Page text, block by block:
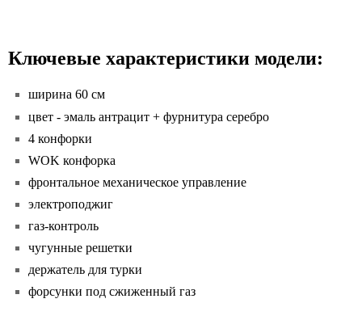
Ключевые характеристики модели:
ширина 60 см
цвет - эмаль антрацит + фурнитура серебро
4 конфорки
WOK конфорка
фронтальное механическое управление
электроподжиг
газ-контроль
чугунные решетки
держатель для турки
форсунки под сжиженный газ